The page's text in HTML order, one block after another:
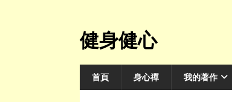
健身健心
首頁 身心禪 我的著作